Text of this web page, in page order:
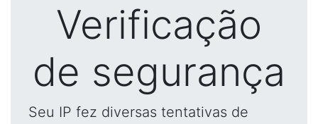
Verificação
de segurança
Seu IP fez diversas tentativas de